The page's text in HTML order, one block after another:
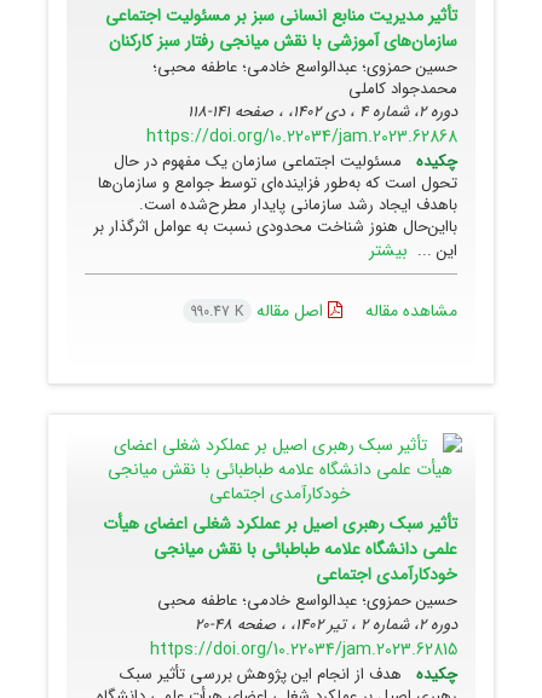
تأثیر مدیریت منابع انسانی سبز بر مسئولیت اجتماعی
سازمان‌های آموزشی با نقش میانجی رفتار سبز کارکنان
حسین حمزوی؛ عبدالواسع خادمی؛ عاطفه محبی؛
محمدجواد کاملی
دوره 2، شماره 4 ، دی 1402، ، صفحه
141-118
https://doi.org/10.22034/jam.2023.62868
چکیده
مسئولیت اجتماعی سازمان‌ یک مفهوم در حال
تحول است که به‌طور فزاینده‌ای توسط جوامع و سازمان‌ها
باهدف ایجاد رشد سازمانی پایدار مطرح‌شده است.
بااین‌حال هنوز شناخت محدودی نسبت به عوامل اثرگذار بر
این ... بیشتر
مشاهده مقاله اصل مقاله 990.47 K
تأثیر سبک رهبری اصیل بر عملکرد شغلی اعضای هیأت
علمی دانشگاه علامه طباطبائی با نقش میانجی
خودکارآمدی اجتماعی
حسین حمزوی؛ عبدالواسع خادمی؛ عاطفه محبی
دوره 2، شماره 2 ، تیر 1402، ، صفحه
48-20
https://doi.org/10.22034/jam.2023.62815
چکیده
هدف از انجام این پژوهش بررسی تأثیر سبک